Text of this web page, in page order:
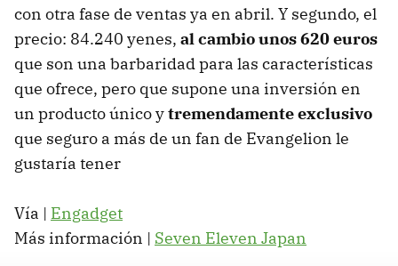
con otra fase de ventas ya en abril. Y segundo, el
precio: 84.240 yenes, al cambio unos 620 euros
que son una barbaridad para las características
que ofrece, pero que supone una inversión en
un producto único ytremendamente exclusivo
que seguro a más de un fan de Evangelion le
gustaría tener
Vía | Engadget
Más información | Seven Eleven Japan